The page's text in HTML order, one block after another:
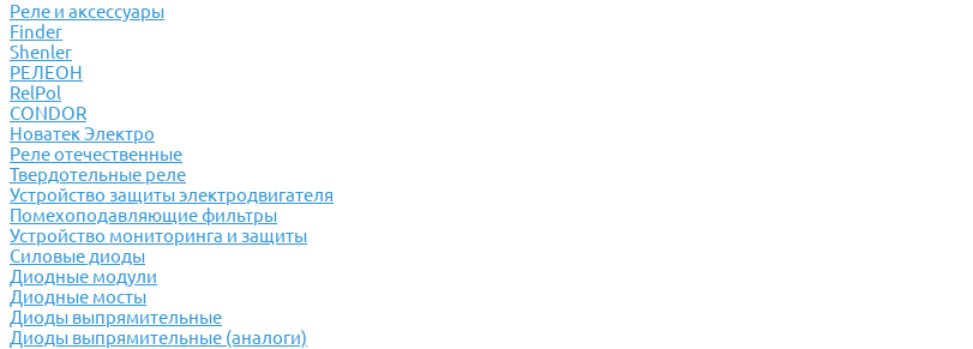
Реле и аксессуары
Finder
Shenler
РЕЛЕОН
RelPol
CONDOR
Новатек Электро
Реле отечественные
Твердотельные реле
Устройство защиты электродвигателя
Помехоподавляющие фильтры
Устройство мониторинга и защиты
Силовые диоды
Диодные модули
Диодные мосты
Диоды выпрямительные
Диоды выпрямительные (аналоги)